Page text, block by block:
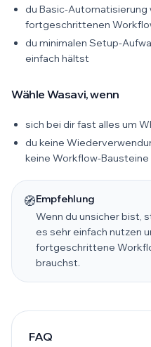
du Basic-Automatisierung
fortgeschrittenen
du minimalen Setup-
einfach hältst
Wähle Wasavi, wenn
sich bei dir fast alles um
du keine
keine Workflow-
🧭Empfehlung
Wenn du unsicher bist,
es sehr einfach nutzen
fortgeschrittene
brauchst.
FAQ